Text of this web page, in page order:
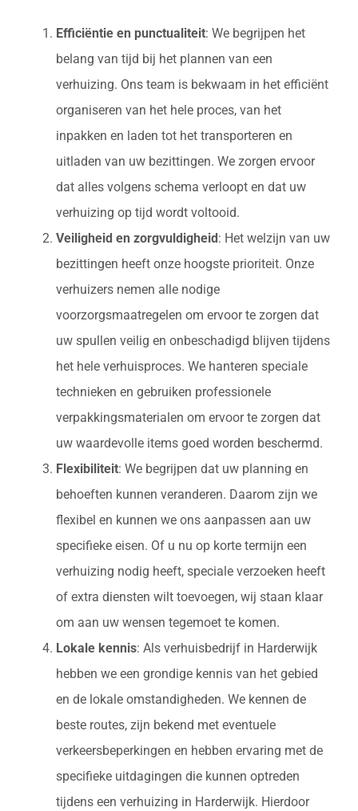
Efficiëntie en punctualiteit: We begrijpen het
belang van tijd bij het plannen van een
verhuizing. Ons team is bekwaam in het efficiënt
organiseren van het hele proces, van het
inpakken en laden tot het transporteren en
uitladen van uw bezittingen. We zorgen ervoor
dat alles volgens schema verloopt en dat uw
verhuizing op tijd wordt voltooid.
Veiligheid en zorgvuldigheid : Het welzijn van uw
bezittingen heeft onze hoogste prioriteit. Onze
verhuizers nemen alle nodige
voorzorgsmaatregelen om ervoor te zorgen dat
uw spullen veilig en onbeschadigd blijven tijdens
het hele verhuisproces. We hanteren speciale
technieken en gebruiken professionele
verpakkingsmaterialen om ervoor te zorgen dat
uw waardevolle items goed worden beschermd.
Flexibiliteit: We begrijpen dat uw planning en
behoeften kunnen veranderen. Daarom zijn we
flexibel en kunnen we ons aanpassen aan uw
specifieke eisen. Of u nu op korte termijn een
verhuizing nodig heeft, speciale verzoeken heeft
of extra diensten wilt toevoegen, wij staan klaar
om aan uw wensen tegemoet te komen.
Lokale kennis: Als verhuisbedrijf in Harderwijk
hebben we een grondige kennis van het gebied
en de lokale omstandigheden. We kennen de
beste routes, zijn bekend met eventuele
verkeersbeperkingen en hebben ervaring met de
specifieke uitdagingen die kunnen optreden
tijdens een verhuizing in Harderwijk. Hierdoor